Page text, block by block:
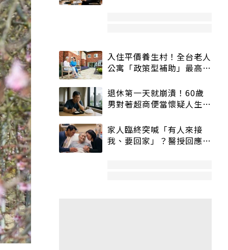
入住平價養生村！全台老人
公寓「政策型補助」最高打
退休第一天就崩潰！60歲
男對著超商便當懷疑人生
家人臨終突喊「有人來接
我、要回家」？醫授回應方